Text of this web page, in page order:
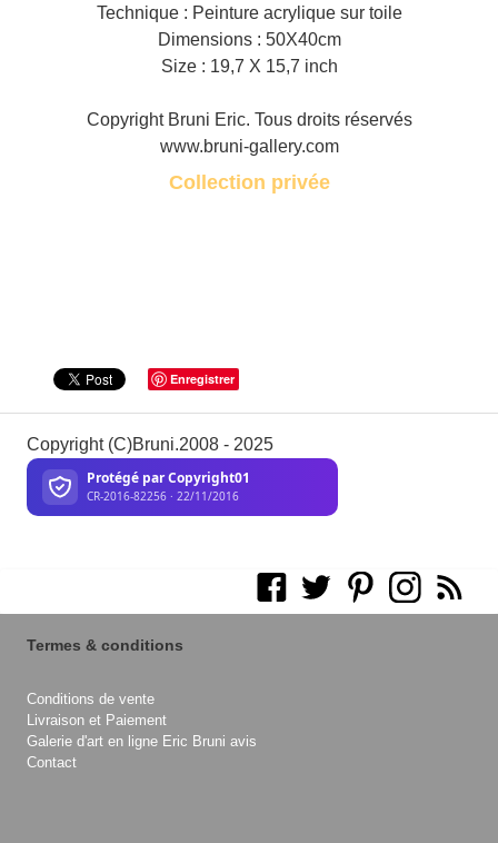
Technique : Peinture acrylique sur toile
Dimensions : 50X40cm
Size : 19,7 X 15,7 inch
Copyright Bruni Eric. Tous droits réservés
www.bruni-gallery.com
Collection privée
Enregistrer
Copyright (C)Bruni.2008 - 2025
Termes & conditions
Conditions de vente
Livraison et Paiement
Galerie d'art en ligne Eric Bruni avis
Contact